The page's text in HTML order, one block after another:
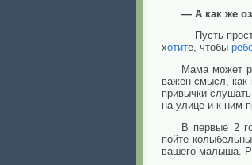
— А как же
— Пусть
хотите, чтобы
Мама может
важен смысл, как
привычки
на улице и к ним
В первые 2
пойте
вашего малыша.